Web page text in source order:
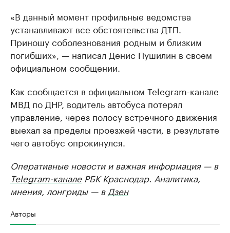
«В данный момент профильные ведомства
устанавливают все обстоятельства ДТП.
Приношу соболезнования родным и близким
погибших», — написал Денис Пушилин в своем
официальном сообщении.
Как сообщается в официальном Telegram-канале
МВД по ДНР, водитель автобуса потерял
управление, через полосу встречного движения
выехал за пределы проезжей части, в результате
чего автобус опрокинулся.
Оперативные новости и важная информация — в
Telegram-каналеРБК Краснодар. Аналитика,
мнения, лонгриды — в Дзен
Авторы